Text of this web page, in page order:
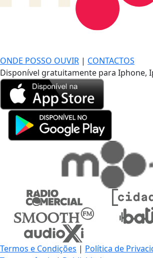
ONDE POSSO OUVIR | CONTACTOS
Disponível gratuitamente para Iphone,
Termos e Condições | Política de